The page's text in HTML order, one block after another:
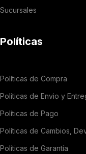
Sucursales
Políticas
Políticas de Compra
Politicas de Envio y
Políticas de Pago
Políticas de Cambios,
Políticas de Garantía